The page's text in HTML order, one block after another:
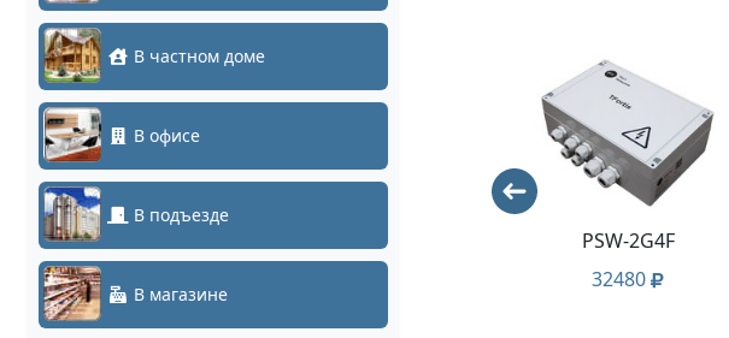
В частном доме
В офисе
В подъезде
В магазине
TBSF-13-3-
12gSC-3i1310
6651
TBSF-15-3-
12gSC-3i1550
PSW-2G4F
32480